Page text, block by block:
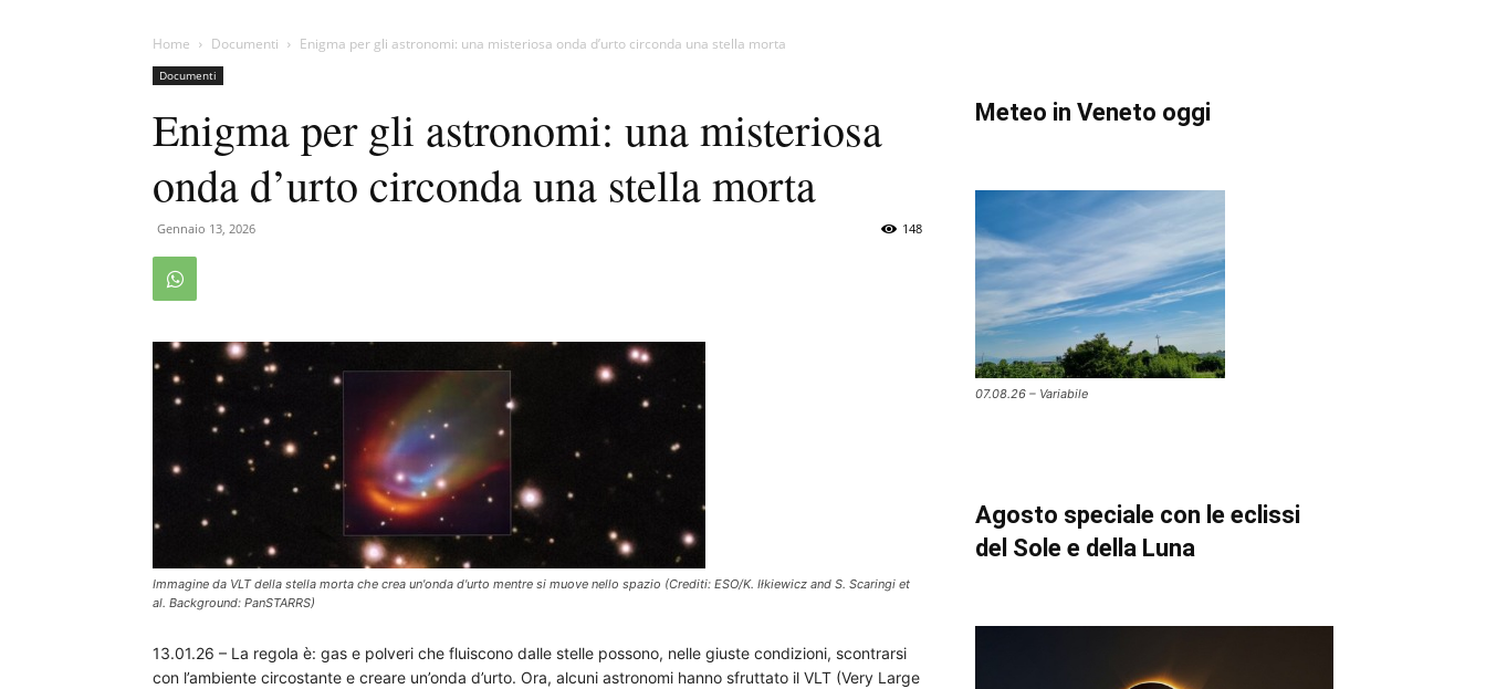
Home Documenti Enigma per gli astronomi: una misteriosa onda d’urto circonda una stella morta
Documenti
Enigma per gli astronomi: una misteriosa
onda d’urto circonda una stella morta
Gennaio 13, 2026 148
Immagine da VLT della stella morta che crea un'onda d'urto mentre si muove nello spazio (Crediti: ESO/K. Iłkiewicz and S. Scaringi et
al. Background: PanSTARRS)
13.01.26 – La regola è: gas e polveri che fluiscono dalle stelle possono, nelle giuste condizioni, scontrarsi
con l’ambiente circostante e creare un’onda d’urto. Ora, alcuni astronomi hanno sfruttato il VLT (Very Large
Meteo in Veneto oggi
07.08.26 – Variabile
Agosto speciale con le eclissi
del Sole e della Luna